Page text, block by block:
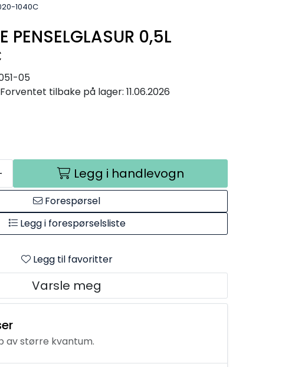
1040C
PENSELGLASUR 0,5L
05
tilbake på lager: 11.06.2026
Legg i handlevogn
Forespørsel
Legg i forespørselsliste
Legg til favoritter
Varsle meg
av større kvantum.